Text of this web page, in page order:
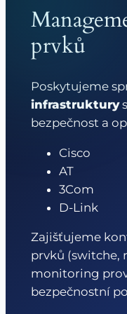
prvků
Poskytujeme
infrastruktury
bezpečnost a
Cisco
AT
3Com
D-Link
Zajišťujeme
prvků (switche,
monitoring
bezpečnostní